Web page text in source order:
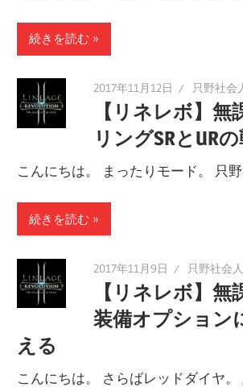
続きを読む
2017年11月12日 只野社会
【リネレボ】無
リングSRとUR
こんにちは。 まったりモード。 只
続きを読む
2017年11月9日 只野社会人
【リネレボ】無
装備オプション
える
こんにちは。 さらばレッドダイヤ。